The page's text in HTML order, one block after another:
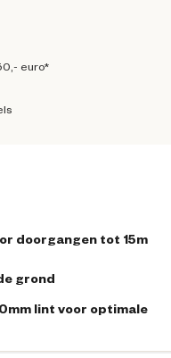
euro*
doorgangen tot 15m
grond
lint voor optimale